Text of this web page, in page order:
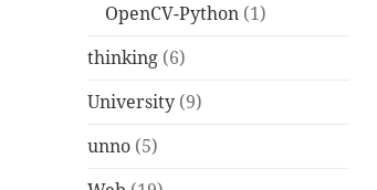
OpenCV-Python (1)
thinking (6)
University (9)
unno (5)